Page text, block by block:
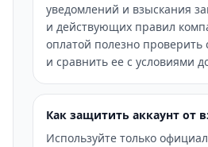
уведомлений и взыскания
и действующих правил
оплатой полезно проверить
и сравнить ее с условиями
Как защитить аккаунт от
Используйте только